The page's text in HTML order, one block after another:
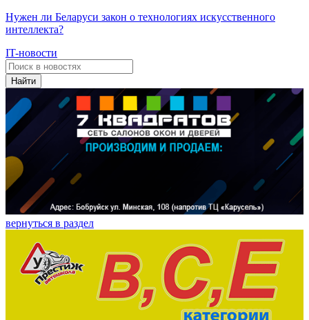
Нужен ли Беларуси закон о технологиях искусственного
интеллекта?
IT-новости
Найти
вернуться в раздел